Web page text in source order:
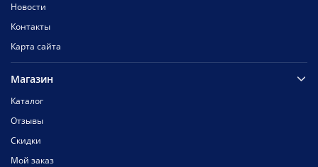
Новости
Контакты
Карта сайта
Магазин
Каталог
Отзывы
Скидки
Мой заказ